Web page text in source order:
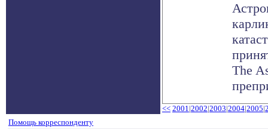
The
<< 2001|2002|2003|2004|2005|
Помощь корреспонденту